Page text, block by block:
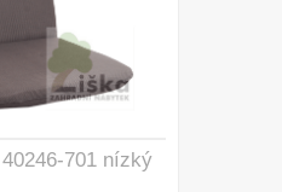
701 nízký